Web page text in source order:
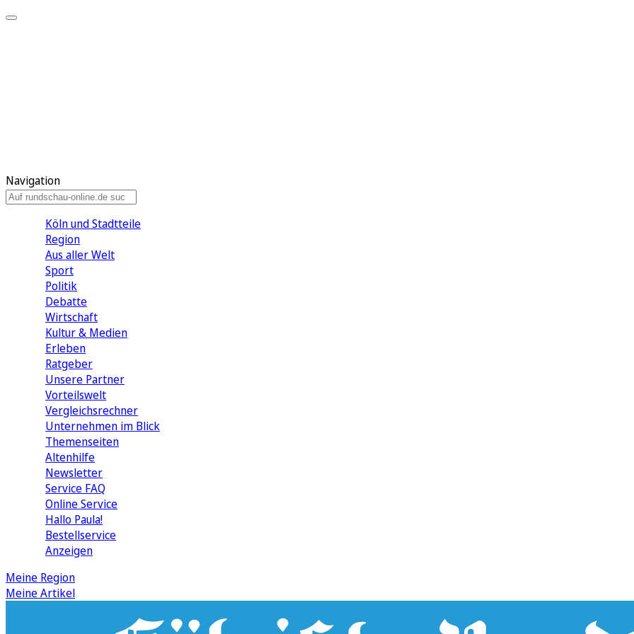
Navigation
Köln und Stadtteile
Region
Aus aller Welt
Sport
Politik
Debatte
Wirtschaft
Kultur & Medien
Erleben
Ratgeber
Unsere Partner
Vorteilswelt
Vergleichsrechner
Unternehmen im Blick
Themenseiten
Altenhilfe
Newsletter
Service FAQ
Online Service
Hallo Paula!
Bestellservice
Anzeigen
Meine Region
Meine Artikel